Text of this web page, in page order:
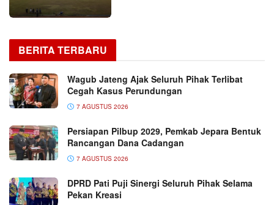
BERITA TERBARU
Wagub Jateng Ajak Seluruh Pihak Terlibat
Cegah Kasus Perundungan
7 AGUSTUS 2026
Persiapan Pilbup 2029, Pemkab Jepara Bentuk
Rancangan Dana Cadangan
7 AGUSTUS 2026
DPRD Pati Puji Sinergi Seluruh Pihak Selama
Pekan Kreasi